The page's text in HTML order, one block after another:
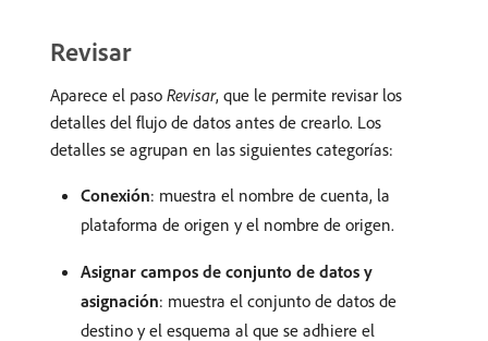
Revisar
Aparece el paso Revisar, que le permite revisar los
detalles del flujo de datos antes de crearlo. Los
detalles se agrupan en las siguientes categorías:
Conexión: muestra el nombre de cuenta, la
plataforma de origen y el nombre de origen.
Asignar campos de conjunto de datos y
asignación: muestra el conjunto de datos de
destino y el esquema al que se adhiere el